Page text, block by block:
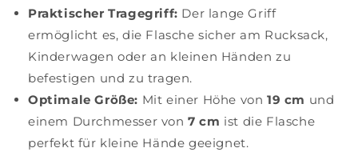
Praktischer Tragegriff: Der lange Griff
ermöglicht es, die Flasche sicher am Rucksack,
Kinderwagen oder an kleinen Händen zu
befestigen und zu tragen.
Optimale Größe: Mit einer Höhe von 19 cm und
einem Durchmesser von7 cm ist die Flasche
perfekt für kleine Hände geeignet.